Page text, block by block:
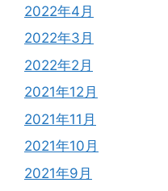
2022年4月
2022年3月
2022年2月
2021年12月
2021年11月
2021年10月
2021年9月